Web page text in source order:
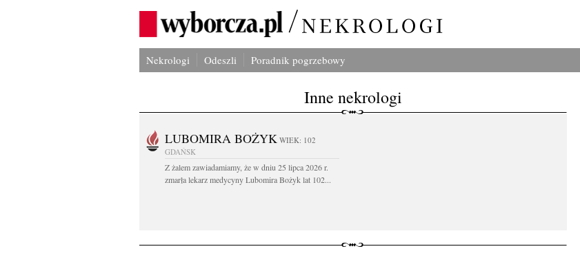
Nekrologi Odeszli Poradnik pogrzebowy
Inne nekrologi
LUBOMIRA BOŻYK WIEK: 102
GDAŃSK
Z żalem zawiadamiamy, że w dniu 25 lipca 2026 r.
zmarła lekarz medycyny Lubomira Bożyk lat 102...